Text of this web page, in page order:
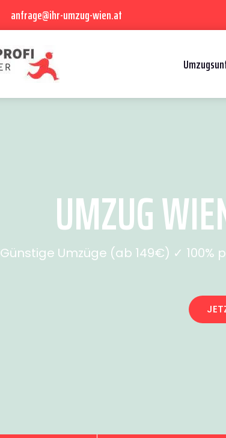
anfrage@ihr-umzug-wien.at
UMZUG
Günstige Umzüge (ab 149€) ✓ 100%